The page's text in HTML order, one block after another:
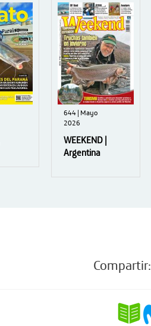
644 | Mayo
2026
WEEKEND |
Argentina
Compartir: